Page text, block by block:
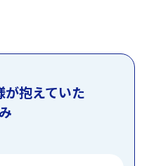
が抱えていた